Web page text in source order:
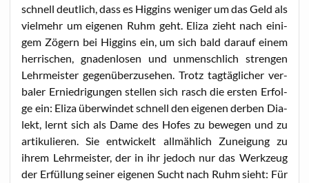
schnell deut­lich, dass es Hig­gins weni­ger um das Geld als
viel­mehr um eige­nen Ruhm geht. Eli­za zieht nach eini­
gem Zögern bei Hig­gins ein, um sich bald dar­auf einem
her­ri­schen, gna­den­lo­sen und unmensch­lich stren­gen
Lehr­meis­ter gegen­über­zu­se­hen. Trotz tag­täg­li­cher ver­
ba­ler Ernied­ri­gun­gen stel­len sich rasch die ers­ten Erfol­
ge ein: Eli­za über­win­det schnell den eige­nen der­ben Dia­
lekt, lernt sich als Dame des Hofes zu bewe­gen und zu
arti­ku­lie­ren. Sie ent­wi­ckelt all­mäh­lich Zunei­gung zu
ihrem Lehr­meis­ter, der in ihr jedoch nur das Werk­zeug
der Erfül­lung sei­ner eige­nen Sucht nach Ruhm sieht: Für